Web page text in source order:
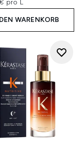
pro L
WARENKORB